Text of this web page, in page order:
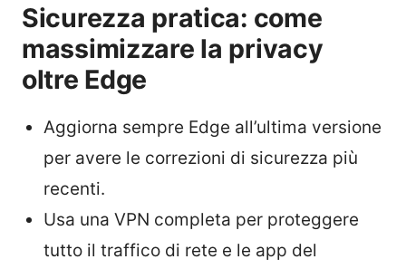
Sicurezza pratica: come
massimizzare la privacy
oltre Edge
Aggiorna sempre Edge all’ultima versione
per avere le correzioni di sicurezza più
recenti.
Usa una VPN completa per proteggere
tutto il traffico di rete e le app del